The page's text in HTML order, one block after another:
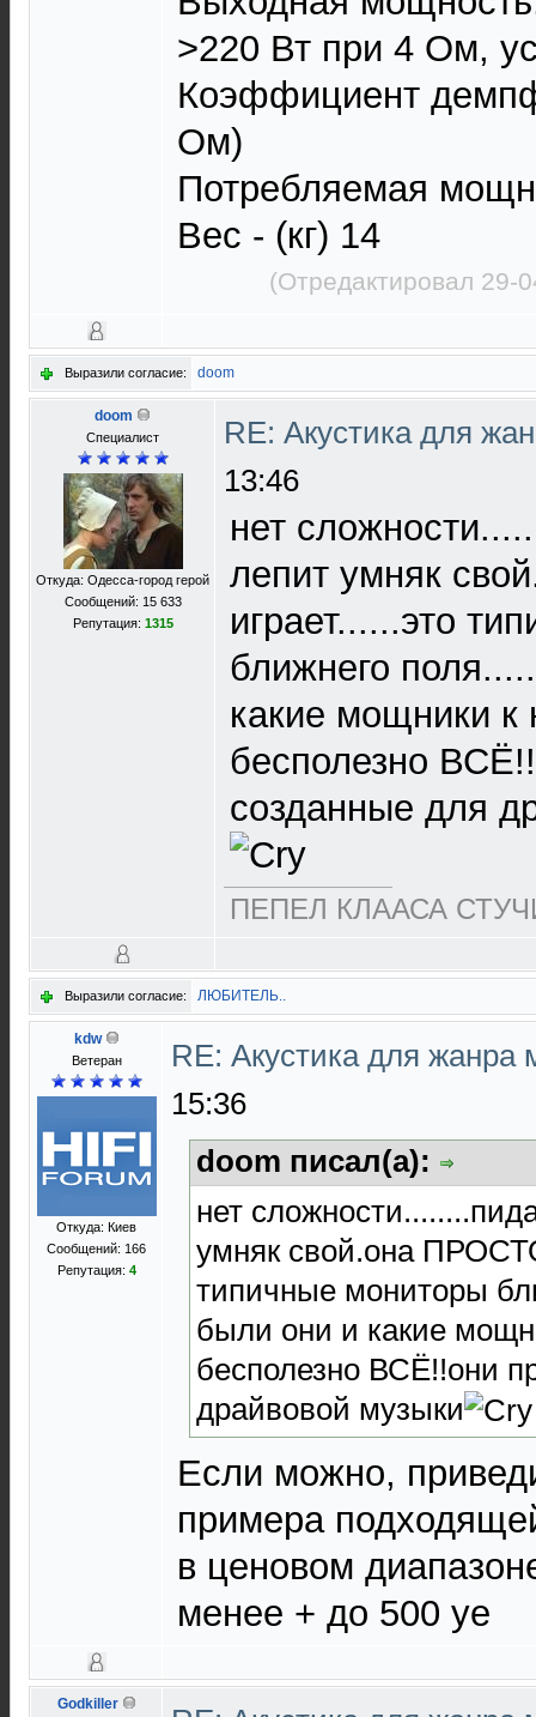
>220 Вт при 4 Ом,
Коэффициент
Ом)
Потребляемая
Вес - (кг) 14
(Отредактировал 29-
Выразили согласие: doom
doom
Специалист
Откуда: Одесса-город герой
Сообщений: 15 633
Репутация: 1315
RE: Акустика для
13:46
нет
лепит умняк
играет......это
ближнего
какие мощники к
бесполезно
созданные для
ПЕПЕЛ КЛААСА
Выразили согласие: ЛЮБИТЕЛЬ..
kdw
Ветеран
Откуда: Киев
Сообщений: 166
Репутация: 4
RE: Акустика для жанра
15:36
doom писал(а):
нет
умняк свой.она
типичные мониторы
были они и какие
бесполезно ВСЁ!!они
драйвовой музыки
Если можно,
примера
в ценовом
менее + до 500 уе
Godkiller